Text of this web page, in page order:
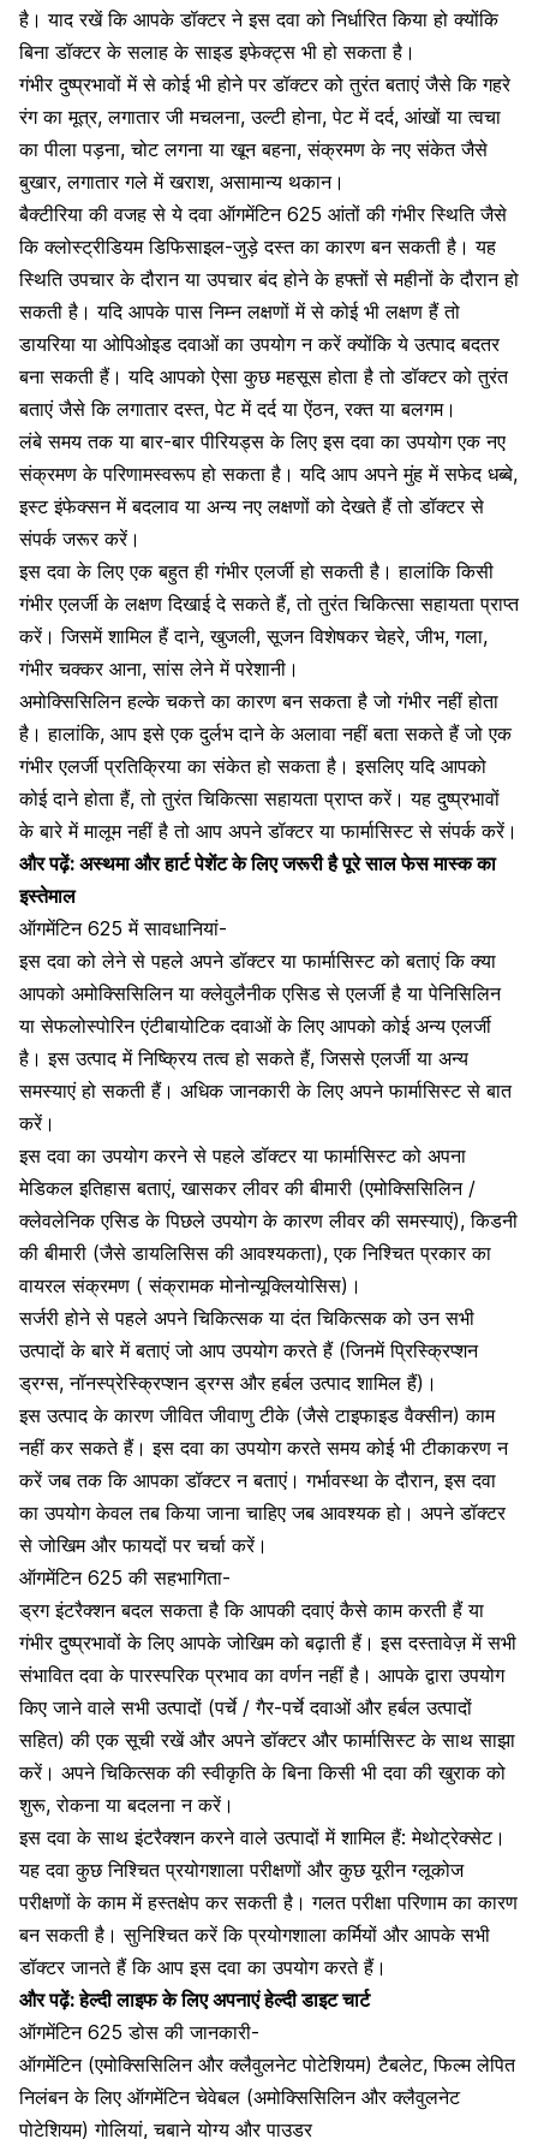
है।याद रखें कि आपके डॉक्टर ने इस दवा को निर्धारित किया हो क्योंकि
बिना डॉक्टर के सलाह के साइड इफेक्ट्स भी हो सकता है।
गंभीर दुष्प्रभावों में से कोई भी होने पर डॉक्टर को तुरंत बताएं जैसे किगहरे
रंग का मूत्र, लगातार जी मचलना, उल्टी होना,पेट में दर्द, आंखों या त्वचा
का पीला पड़ना, चोट लगना या खून बहना, संक्रमण के नए संकेत जैसे
बुखार, लगातार गले में खराश, असामान्य थकान।
बैक्टीरिया की वजह से ये दवा ऑगमेंटिन 625 आंतों की गंभीर स्थितिजैसे
कि क्लोस्ट्रीडियम डिफिसाइल-जुड़ेदस्त का कारण बन सकती है। यह
स्थिति उपचार के दौरान या उपचार बंद होने के हफ्तों से महीनों के दौरान हो
सकती है। यदि आपके पास निम्न लक्षणों में से कोई भी लक्षण हैं तो
डायरिया या ओपिओइड दवाओं का उपयोग न करें क्योंकि ये उत्पाद बदतर
बना सकती हैं। यदि आपको ऐसा कुछ महसूस होता है तो डॉक्टर को तुरंत
बताएं जैसे कि लगातार दस्त, पेट में दर्द या ऐंठन, रक्त या बलगम।
लंबे समय तक या बार-बारपीरियड्स के लिए इस दवा का उपयोगएक नए
संक्रमण के परिणामस्वरूप हो सकता है। यदि आप अपने मुंह में सफेद धब्बे,
इस्ट इंफेक्सन में बदलाव या अन्य नए लक्षणों को देखते हैं तो डॉक्टर से
संपर्क जरूर करें।
इस दवा के लिए एक बहुत ही गंभीर एलर्जी हो सकती है। हालांकि किसी
गंभीर एलर्जी के लक्षण दिखाई दे सकते हैं, तो तुरंत चिकित्सा सहायता प्राप्त
करें। जिसमें शामिल हैं दाने, खुजली, सूजन विशेषकर चेहरे, जीभ, गला,
गंभीर चक्कर आना,सांस लेने में परेशानी ।
अमोक्सिसिलिन हल्के चकत्ते का कारण बन सकता है जो गंभीर नहीं होता
है। हालांकि, आप इसे एक दुर्लभ दाने के अलावा नहीं बता सकते हैं जो एक
गंभीर एलर्जी प्रतिक्रिया का संकेत हो सकता है। इसलिए यदि आपको
कोई दाने होता हैं, तो तुरंत चिकित्सा सहायता प्राप्त करें। यह दुष्प्रभावों
के बारे में मालूम नहीं है तो आप अपने डॉक्टर या फार्मासिस्ट से संपर्क करें।
और पढ़ें: अस्थमा और हार्ट पेशेंट के लिए जरूरी है पूरे साल फेस मास्क का
इस्तेमाल
ऑगमेंटिन 625 में सावधानियां-
इस दवा को लेने से पहले अपने डॉक्टर या फार्मासिस्ट को बताएं कि क्या
आपको अमोक्सिसिलिन या क्लेवुलैनीक एसिड से एलर्जी है या पेनिसिलिन
या सेफलोस्पोरिन एंटीबायोटिक दवाओं के लिए आपको कोई अन्य एलर्जी
है। इस उत्पाद में निष्क्रिय तत्व हो सकते हैं, जिससे एलर्जी या अन्य
समस्याएं हो सकती हैं। अधिक जानकारी के लिए अपने फार्मासिस्ट से बात
करें।
इस दवा का उपयोग करने से पहले डॉक्टर या फार्मासिस्ट को अपना
मेडिकल इतिहास बताएं, खासकर लीवर की बीमारी (एमोक्सिसिलिन /
क्लेवलेनिक एसिड के पिछले उपयोग के कारण लीवर की समस्याएं),किडनी
की बीमारी (जैसे डायलिसिस की आवश्यकता), एक निश्चित प्रकार का
वायरल संक्रमण ( संक्रामक मोनोन्यूक्लियोसिस)।
सर्जरी होने से पहले अपने चिकित्सक या दंत चिकित्सक को उन सभी
उत्पादों के बारे में बताएं जो आप उपयोग करते हैं (जिनमें प्रिस्क्रिप्शन
ड्रग्स, नॉनस्प्रेस्क्रिप्शन ड्रग्स और हर्बल उत्पाद शामिल हैं)।
इस उत्पाद के कारण जीवित जीवाणु टीके (जैसे टाइफाइड वैक्सीन) काम
नहीं कर सकते हैं। इस दवा का उपयोग करते समय कोई भी टीकाकरण न
करें जब तक कि आपका डॉक्टर न बताएं। गर्भावस्था के दौरान, इस दवा
का उपयोग केवल तब किया जाना चाहिए जब आवश्यक हो। अपने डॉक्टर
से जोखिम और फायदों पर चर्चा करें।
ऑगमेंटिन 625 की सहभागिता-
ड्रग इंटरैक्शन बदल सकता है कि आपकी दवाएं कैसे काम करती हैं या
गंभीर दुष्प्रभावों के लिए आपके जोखिम को बढ़ाती हैं। इस दस्तावेज़ में सभी
संभावित दवा के पारस्परिक प्रभाव का वर्णन नहीं है। आपके द्वारा उपयोग
किए जाने वाले सभी उत्पादों (पर्चे / गैर-पर्चे दवाओं और हर्बल उत्पादों
सहित) की एक सूची रखें और अपने डॉक्टर और फार्मासिस्ट के साथ साझा
करें। अपने चिकित्सक की स्वीकृति के बिना किसी भी दवा की खुराक को
शुरू, रोकना या बदलना न करें।
इस दवा के साथ इंटरैक्शन करने वाले उत्पादों में शामिल हैं: मेथोट्रेक्सेट।
यह दवा कुछ निश्चित प्रयोगशाला परीक्षणों और कुछ यूरीन ग्लूकोज
परीक्षणों के काम में हस्तक्षेप कर सकती है। गलत परीक्षा परिणाम का कारण
बन सकती है। सुनिश्चित करें कि प्रयोगशाला कर्मियों और आपके सभी
डॉक्टर जानते हैं कि आप इस दवा का उपयोग करते हैं।
और पढ़ें:हेल्दी लाइफ के लिए अपनाएं हेल्दी डाइट चार्ट
ऑगमेंटिन 625 डोस की जानकारी-
ऑगमेंटिन (एमोक्सिसिलिन और क्लैवुलनेट पोटेशियम) टैबलेट, फिल्म लेपित
निलंबन के लिए ऑगमेंटिन चेवेबल (अमोक्सिसिलिन और क्लैवुलनेट
पोटेशियम) गोलियां, चबाने योग्य और पाउडर